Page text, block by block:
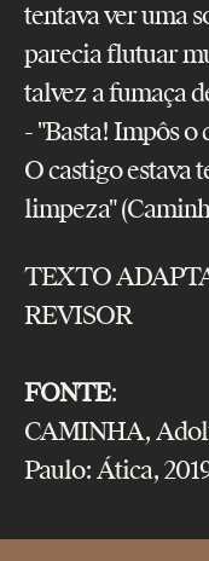
tentava ver uma
parecia flutuar
talvez a fumaça
- "Basta! Impôs o
O castigo estava
limpeza"
TEXTO
REVISOR
FONTE:
CAMINHA,
Paulo: Ática,